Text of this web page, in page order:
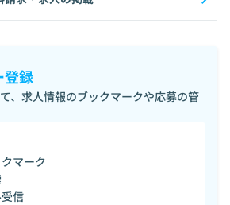
登録
、求人情報のブックマークや応募の管
マーク
信